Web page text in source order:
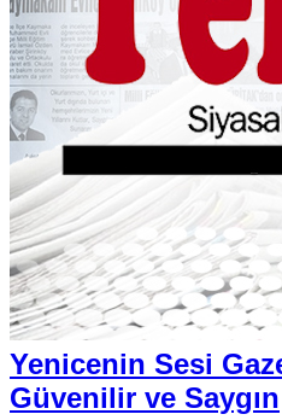
Yenicenin Sesi
Güvenilir ve Saygın